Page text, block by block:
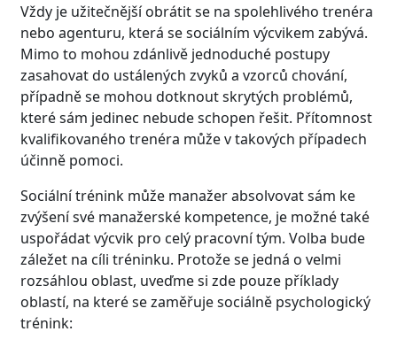
Vždy je užitečnější obrátit se na spolehlivého trenéra
nebo agenturu, která se sociálním výcvikem zabývá.
Mimo to mohou zdánlivě jednoduché postupy
zasahovat do ustálených zvyků a vzorců chování,
případně se mohou dotknout skrytých problémů,
které sám jedinec nebude schopen řešit. Přítomnost
kvalifikovaného trenéra může v takových případech
účinně pomoci.
Sociální trénink může manažer absolvovat sám ke
zvýšení své manažerské kompetence, je možné také
uspořádat výcvik pro celý pracovní tým. Volba bude
záležet na cíli tréninku. Protože se jedná o velmi
rozsáhlou oblast, uveďme si zde pouze příklady
oblastí, na které se zaměřuje sociálně psychologický
trénink: